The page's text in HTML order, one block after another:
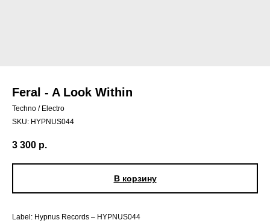
Feral - A Look Within
Techno / Electro
SKU: HYPNUS044
3 300 р.
В корзину
Label: Hypnus Records – HYPNUS044